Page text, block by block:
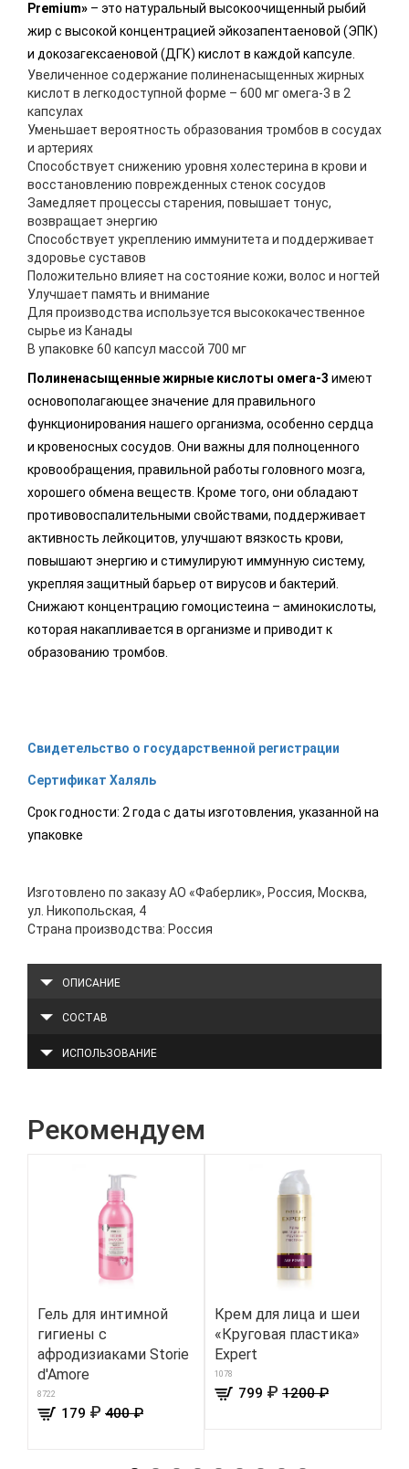
Premium» – это натуральный высокоочищенный рыбий
жир с высокой концентрацией эйкозапентаеновой (ЭПК)
и докозагексаеновой (ДГК) кислот в каждой капсуле.
Увеличенное содержание полиненасыщенных жирных
кислот в легкодоступной форме – 600 мг омега-3 в 2
капсулах
Уменьшает вероятность образования тромбов в сосудах
и артериях
Способствует снижению уровня холестерина в крови и
восстановлению поврежденных стенок сосудов
Замедляет процессы старения, повышает тонус,
возвращает энергию
Способствует укреплению иммунитета и поддерживает
здоровье суставов
Положительно влияет на состояние кожи, волос и ногтей
Улучшает память и внимание
Для производства используется высококачественное
сырье из Канады
В упаковке 60 капсул массой 700 мг
Полиненасыщенные жирные кислоты омега-3 имеют
основополагающее значение для правильного
функционирования нашего организма, особенно сердца
и кровеносных сосудов. Они важны для полноценного
кровообращения, правильной работы головного мозга,
хорошего обмена веществ. Кроме того, они обладают
противовоспалительными свойствами, поддерживает
активность лейкоцитов, улучшают вязкость крови,
повышают энергию и стимулируют иммунную систему,
укрепляя защитный барьер от вирусов и бактерий.
Снижают концентрацию гомоцистеина – аминокислоты,
которая накапливается в организме и приводит к
образованию тромбов.
Свидетельство о государственной регистрации
Сертификат Халяль
Срок годности: 2 года с даты изготовления, указанной на
упаковке
Изготовлено по заказу АО «Фаберлик», Россия, Москва,
ул. Никопольская, 4
Страна производства: Россия
ОПИСАНИЕ
СОСТАВ
ИСПОЛЬЗОВАНИЕ
Рекомендуем
Гель для интимной
гигиены с
афродизиаками Storie
d'Amore
8722
179 ₽ 400 ₽
Крем для лица и шеи
«Круговая пластика»
Expert
1078
799 ₽ 1200 ₽